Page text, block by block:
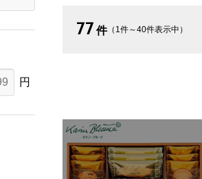
円
77 件（1件～40件表示中）